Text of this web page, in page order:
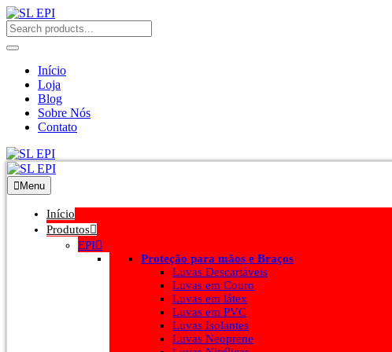
Início
Loja
Blog
Sobre Nós
Contato
Menu
Início
Produtos
EPI
Proteção para mãos e Braços
Luvas Descartáveis
Luvas em Couro
Luvas em látex
Luvas em PVC
Luvas Isolantes
Luvas Neoprene